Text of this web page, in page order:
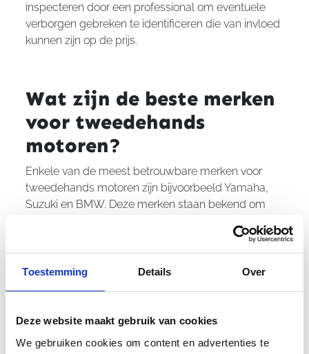
Toestemming Details Over
Deze website maakt gebruik van cookies
We gebruiken cookies om content en advertenties te
inspecteren door een professional om eventuele
verborgen gebreken te identificeren die van invloed
kunnen zijn op de prijs.
Wat zijn de beste merken
voor tweedehands
motoren?
Enkele van de meest betrouwbare merken voor
tweedehands motoren zijn bijvoorbeeld Yamaha,
Suzuki en BMW. Deze merken staan bekend om
echter belangrijk om elk individueel voertuig
zorgvuldig te inspecteren, ongeacht het merk, om
ervoor te zorgen dat het in goede staat verkeert.
Hoe onderhandel ik de